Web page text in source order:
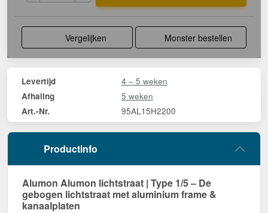
Vergelijken Monster bestellen
Levertijd 4 – 5 weken
Afhaling 5 weken
Art.-Nr. 95AL15H2200
Productinfo
Alumon Alumon lichtstraat | Type 1/5 – De
gebogen lichtstraat met aluminium frame &
kanaalplaten